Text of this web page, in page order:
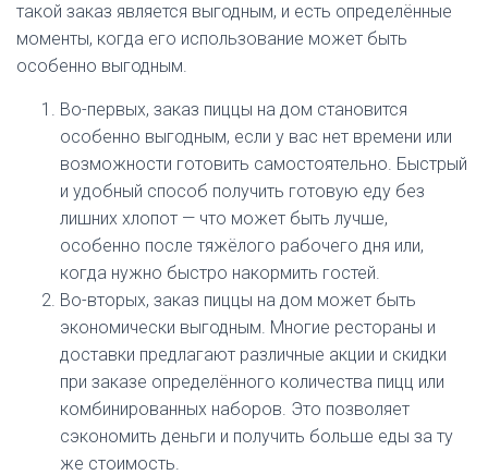
такой заказ является выгодным, и есть определённые
моменты, когда его использование может быть
особенно выгодным.
Во-первых, заказ пиццы на дом становится
особенно выгодным, если у вас нет времени или
возможности готовить самостоятельно. Быстрый
и удобный способ получить готовую еду без
лишних хлопот — что может быть лучше,
особенно после тяжёлого рабочего дня или,
когда нужно быстро накормить гостей.
Во-вторых, заказ пиццы на дом может быть
экономически выгодным. Многие рестораны и
доставки предлагают различные акции и скидки
при заказе определённого количества пицц или
комбинированных наборов. Это позволяет
сэкономить деньги и получить больше еды за ту
же стоимость.